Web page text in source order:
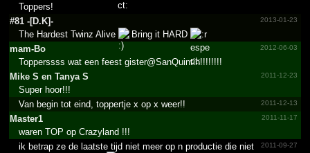
Toppers!
#81 -[D.K]-
2013-01-23
The Hardest Twinz Alive
Bring it HARD
mam-Bo
2012-06-03
Topperssss wat een feest gister@SanQuintin!!!!!!!!
Mike S en Tanya S
2011-12-23
Super hoor!!!
2011-12-13
Van begin tot eind, toppertje x op x weer!!
Master1
2011-11-17
waren TOP op Crazyland !!!
2011-09-27
ik betrap ze de laatste tijd niet meer op n productie die niet